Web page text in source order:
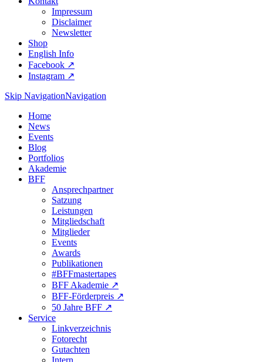
Impressum
Disclaimer
Newsletter
Shop
English Info
Facebook ↗︎
Instagram ↗︎
Skip NavigationNavigation
Home
News
Events
Blog
Portfolios
Akademie
BFF
Ansprechpartner
Satzung
Leistungen
Mitgliedschaft
Mitglieder
Events
Awards
Publikationen
#BFFmastertapes
BFF Akademie ↗︎
BFF-Förderpreis ↗︎
50 Jahre BFF ↗︎
Service
Linkverzeichnis
Fotorecht
Gutachten
Intern